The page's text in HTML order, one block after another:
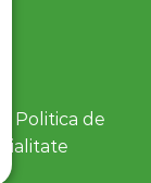
Politica de